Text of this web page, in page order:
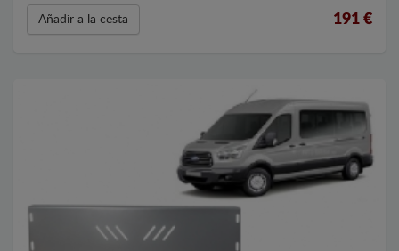
Añadir a la cesta 191 €